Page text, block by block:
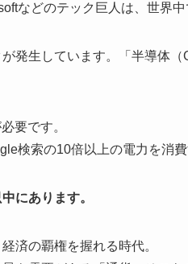
などのテック巨人は、世界
発生しています。「半導体
要です。
検索の10倍以上の電力を消
にあります。
済の覇権を握れる時代。